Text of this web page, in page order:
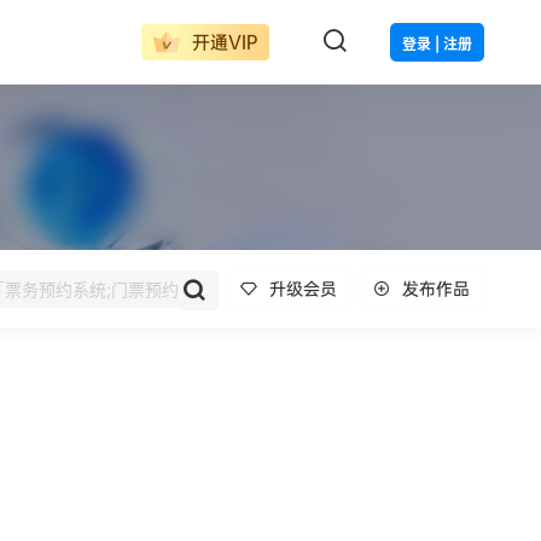
开通VIP 登录 | 注册
升级会员 发布作品